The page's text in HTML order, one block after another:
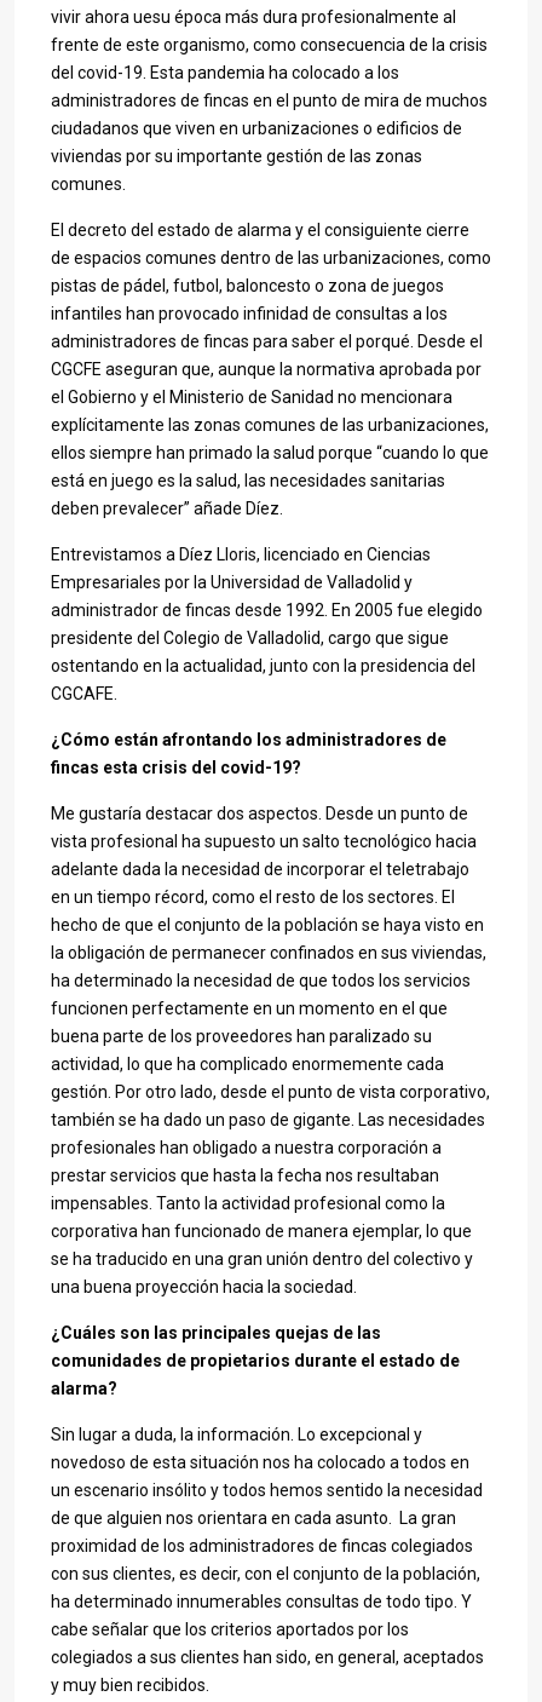
vivir ahora uesu época más dura profesionalmente al
frente de este organismo, como consecuencia de la crisis
del covid-19. Esta pandemia ha colocado a los
administradores de fincas en el punto de mira de muchos
ciudadanos que viven en urbanizaciones o edificios de
viviendas por su importante gestión de las zonas
comunes.
El decreto del estado de alarma y el consiguiente cierre
de espacios comunes dentro de las urbanizaciones, como
pistas de pádel, futbol, baloncesto o zona de juegos
infantiles han provocado infinidad de consultas a los
administradores de fincas para saber el porqué. Desde el
CGCFE aseguran que, aunque la normativa aprobada por
el Gobierno y el Ministerio de Sanidad no mencionara
explícitamente las zonas comunes de las urbanizaciones,
ellos siempre han primado la salud porque “cuando lo que
está en juego es la salud, las necesidades sanitarias
deben prevalecer” añade Díez.
Entrevistamos a Díez Lloris, licenciado en Ciencias
Empresariales por la Universidad de Valladolid y
administrador de fincas desde 1992. En 2005 fue elegido
presidente del Colegio de Valladolid, cargo que sigue
ostentando en la actualidad, junto con la presidencia del
CGCAFE.
¿Cómo están afrontando los administradores de
fincas esta crisis del covid-19?
Me gustaría destacar dos aspectos. Desde un punto de
vista profesional ha supuesto un salto tecnológico hacia
adelante dada la necesidad de incorporar el teletrabajo
en un tiempo récord, como el resto de los sectores. El
hecho de que el conjunto de la población se haya visto en
la obligación de permanecer confinados en sus viviendas,
ha determinado la necesidad de que todos los servicios
funcionen perfectamente en un momento en el que
buena parte de los proveedores han paralizado su
actividad, lo que ha complicado enormemente cada
gestión. Por otro lado, desde el punto de vista corporativo,
también se ha dado un paso de gigante. Las necesidades
profesionales han obligado a nuestra corporación a
prestar servicios que hasta la fecha nos resultaban
impensables. Tanto la actividad profesional como la
corporativa han funcionado de manera ejemplar, lo que
se ha traducido en una gran unión dentro del colectivo y
una buena proyección hacia la sociedad.
¿Cuáles son las principales quejas de las
comunidades de propietarios durante el estado de
alarma?
Sin lugar a duda, la información. Lo excepcional y
novedoso de esta situación nos ha colocado a todos en
un escenario insólito y todos hemos sentido la necesidad
de que alguien nos orientara en cada asunto. La gran
proximidad de los administradores de fincas colegiados
con sus clientes, es decir, con el conjunto de la población,
ha determinado innumerables consultas de todo tipo. Y
cabe señalar que los criterios aportados por los
colegiados a sus clientes han sido, en general, aceptados
y muy bien recibidos.